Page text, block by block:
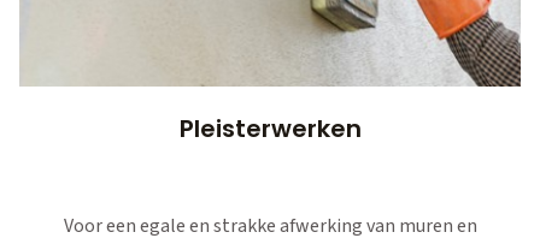
Pleisterwerken
Voor een egale en strakke afwerking van muren en